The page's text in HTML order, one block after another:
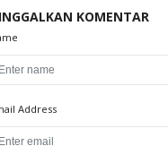
KOMENTAR
Address